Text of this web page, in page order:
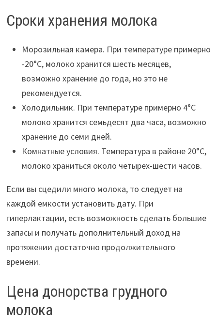
Сроки хранения молока
Морозильная камера. При температуре примерно
-20°C, молоко хранится шесть месяцев,
возможно хранение до года, но это не
рекомендуется.
Холодильник. При температуре примерно 4°C
молоко хранится семьдесят два часа, возможно
хранение до семи дней.
Комнатные условия. Температура в районе 20°C,
молоко храниться около четырех-шести часов.
Если вы сцедили много молока, то следует на
каждой емкости установить дату. При
гиперлактации, есть возможность сделать большие
запасы и получать дополнительный доход на
протяжении достаточно продолжительного
времени.
Цена донорства грудного
молока